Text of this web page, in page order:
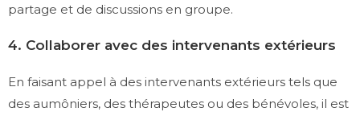
partage et de discussions en groupe.
4. Collaborer avec des intervenants extérieurs
En faisant appel à des intervenants extérieurs tels que
des aumôniers, des thérapeutes ou des bénévoles, il est